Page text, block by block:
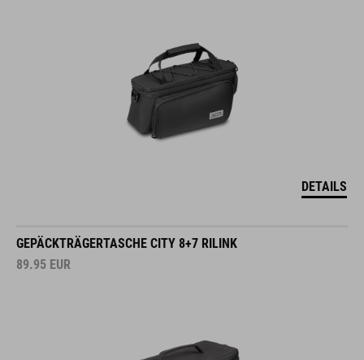
DETAILS
GEPÄCKTRÄGERTASCHE CITY 8+7 RILINK
89.95 EUR